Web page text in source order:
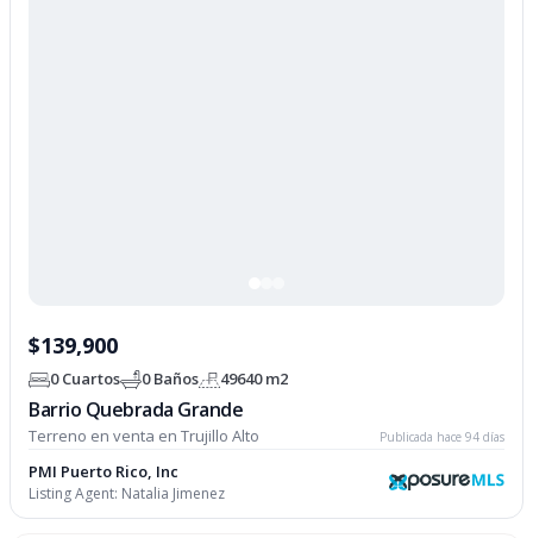
$139,900
0 Cuartos 0 Baños 49640 m2
Barrio Quebrada Grande
Terreno en venta en Trujillo Alto Publicada hace 94 días
PMI Puerto Rico, Inc
Listing Agent: Natalia Jimenez